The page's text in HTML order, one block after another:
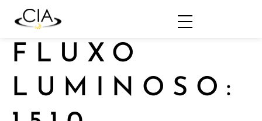
FLUXO
LUMINOSO: